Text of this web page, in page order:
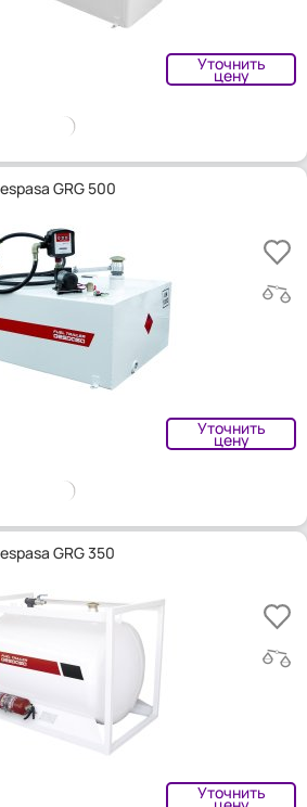
Уточнить
цену
GRG 500
Уточнить
цену
GRG 350
Уточнить